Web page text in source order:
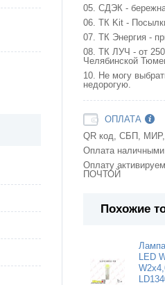
05. СДЭК -
06. ТК Kit -
07. ТК Энергия -
08. ТК ЛУЧ - от
Челябинской
10. Не могу
недорогую.
ОПЛАТА
QR код, СБП, МИР,
Оплата
Оплату
ПОЧТОЙ
Похожие
LED